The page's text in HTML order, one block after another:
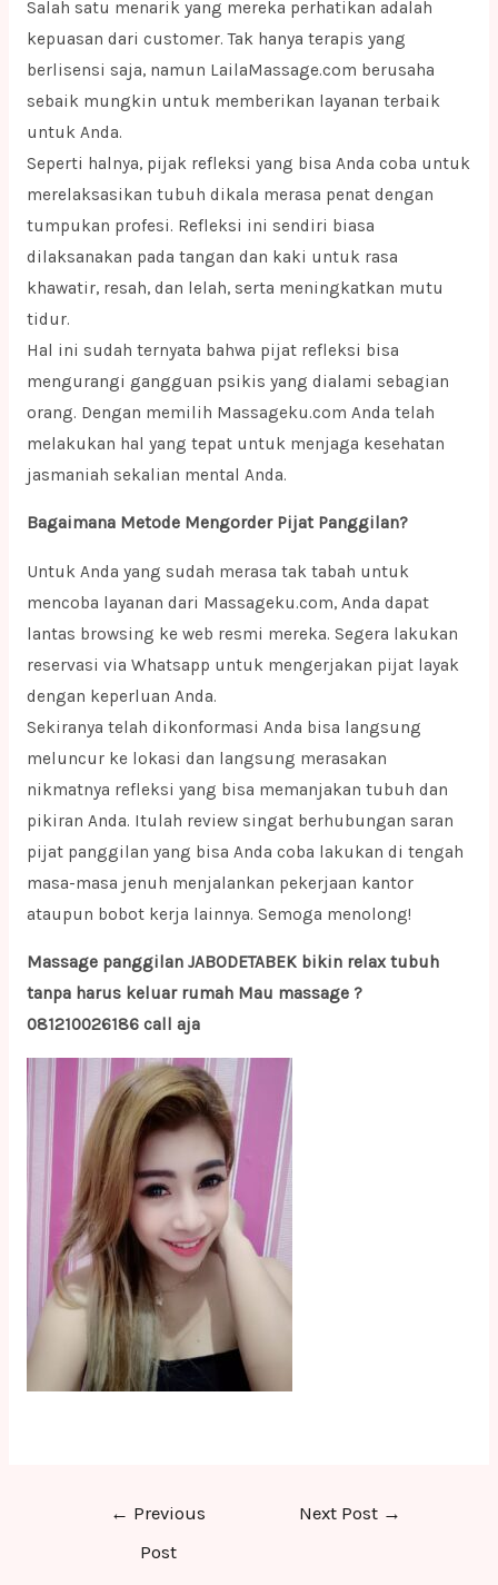
Salah satu menarik yang mereka perhatikan adalah
kepuasan dari customer. Tak hanya terapis yang
berlisensi saja, namun LailaMassage.com berusaha
sebaik mungkin untuk memberikan layanan terbaik
untuk Anda.
Seperti halnya, pijak refleksi yang bisa Anda coba untuk
merelaksasikan tubuh dikala merasa penat dengan
tumpukan profesi. Refleksi ini sendiri biasa
dilaksanakan pada tangan dan kaki untuk rasa
khawatir, resah, dan lelah, serta meningkatkan mutu
tidur.
Hal ini sudah ternyata bahwa pijat refleksi bisa
mengurangi gangguan psikis yang dialami sebagian
orang. Dengan memilih Massageku.com Anda telah
melakukan hal yang tepat untuk menjaga kesehatan
jasmaniah sekalian mental Anda.
Bagaimana Metode Mengorder Pijat Panggilan?
Untuk Anda yang sudah merasa tak tabah untuk
mencoba layanan dari Massageku.com, Anda dapat
lantas browsing ke web resmi mereka. Segera lakukan
reservasi via Whatsapp untuk mengerjakan pijat layak
dengan keperluan Anda.
Sekiranya telah dikonformasi Anda bisa langsung
meluncur ke lokasi dan langsung merasakan
nikmatnya refleksi yang bisa memanjakan tubuh dan
pikiran Anda. Itulah review singat berhubungan saran
pijat panggilan yang bisa Anda coba lakukan di tengah
masa-masa jenuh menjalankan pekerjaan kantor
ataupun bobot kerja lainnya. Semoga menolong!
Massage panggilan JABODETABEK bikin relax tubuh
tanpa harus keluar rumah Mau massage ?
081210026186 call aja
← Previous
Post
Next Post →